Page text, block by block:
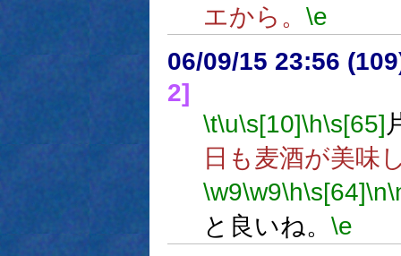
エから。 \e
06/09/15 23:56
2]
\t\u\s[10]\h\s[65]
日も麦酒が美味
\w9\w9\h\s[64]\n
と良いね。 \e